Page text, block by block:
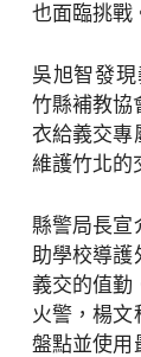
也面臨挑戰
吳旭智發
竹縣補教協
衣給義交專
維護竹北的
縣警局長宣
助學校導護
義交的值勤
火警，楊文
盤點並使用